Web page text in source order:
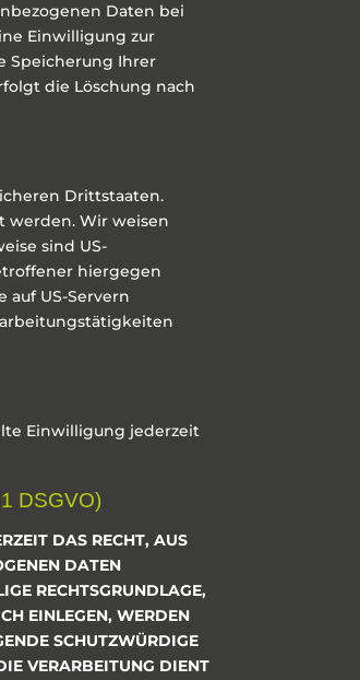
Daten bei
Einwilligung zur
Speicherung Ihrer
die Löschung nach
Drittstaaten.
werden. Wir weisen
sind US-
hiergegen
auf US-Servern
Einwilligung jederzeit
DSGVO)
DAS RECHT, AUS
DATEN
RECHTSGRUNDLAGE,
EINLEGEN, WERDEN
SCHUTZWÜRDIGE
VERARBEITUNG DIENT